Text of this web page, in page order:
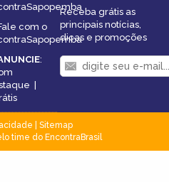
com o
:
|
Receba grátis as
principais notícias,
dicas e promoções
Sitemap
time do EncontraBrasil